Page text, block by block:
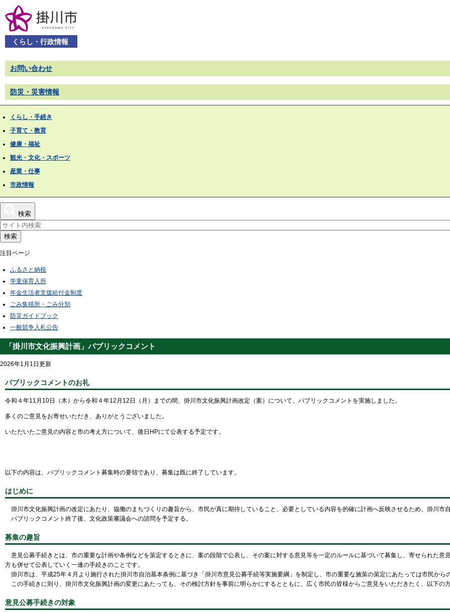
くらし・行政情報
お問い合わせ
防災・災害情報
くらし・手続き
子育て・教育
健康・福祉
観光・文化・スポーツ
産業・仕事
市政情報
検索
検索
注目ページ
ふるさと納税
学童保育入所
年金生活者支援給付金制度
ごみ集積所・ごみ分別
防災ガイドブック
一般競争入札公告
「掛川市文化振興計画」パブリックコメント
2026年1月1日更新
パブリックコメントのお礼
令和４年11月10日（木）から令和４年12月12日（月）までの間、掛川市文化振興計画改定（案）について、パブリックコメントを実施しました。
多くのご意見をお寄せいただき、ありがとうございました。
いただいたご意見の内容と市の考え方について、後日HPにて公表する予定です。
以下の内容は、パブリックコメント募集時の要領であり、募集は既に終了しています。
はじめに
掛川市文化振興計画の改定にあたり、協働のまちづくりの趣旨から、市民が真に期待していること、必要としている内容を的確に計画へ反映させるため、掛川市
パブリックコメント終了後、文化政策審議会への諮問を予定する。
募集の趣旨
意見公募手続きとは、市の重要な計画や条例などを策定するときに、案の段階で公表し、その案に対する意見等を一定のルールに基づいて募集し、寄せられた意
方も併せて公表していく一連の手続きのことです。
掛川市は、平成25年４月より施行された掛川市自治基本条例に基づき「掛川市意見公募手続等実施要綱」を制定し、市の重要な施策の策定にあたっては市民から
この手続きに則り、掛川市文化振興計画の変更にあたっても、その検討方針を事前に明らかにするとともに、広く市民の皆様からご意見をいただきたく、以下の
意見公募手続きの対象